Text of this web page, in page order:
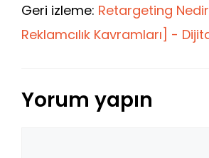
Geri izleme: Retargeting
Reklamcılık Kavramları] -
Yorum yapın